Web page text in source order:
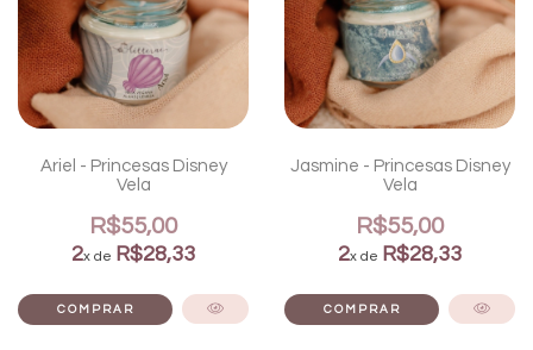
Ariel - Princesas Disney
Vela
R$55,00
2x de R$28,33
Jasmine - Princesas Disney
Vela
R$55,00
2x de R$28,33